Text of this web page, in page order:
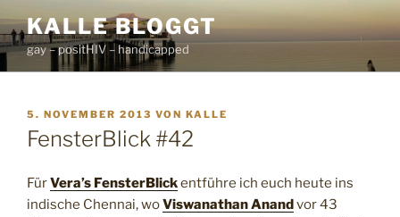
Inhalt
springen
KALLE BLOGGT
gay – positHIV – handicapped
VERÖFFENTLICHT
AM
5. NOVEMBER 2013 VON KALLE
FensterBlick #42
FürVera’s FensterBlickentführe ich euch heute ins
indische Chennai, woViswanathan Anandvor 43